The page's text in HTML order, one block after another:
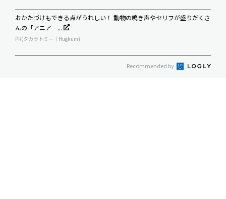
おかたづけもできる点がうれしい！ 動物の鳴き声やセリフが盛りだくさ
んの「アニア ...
PR(タカラトミー｜Hugkum)
Recommended by